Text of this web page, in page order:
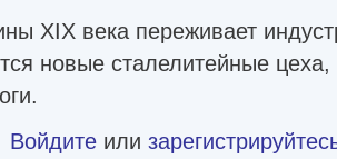
XIX века переживает
новые сталелитейные
бои в легком весе
Войдите или